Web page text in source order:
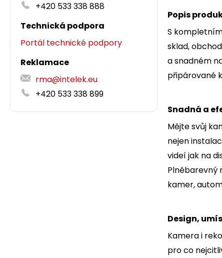
+420 533 338 888
Technická podpora
Portál technické podpory
Reklamace
rma@intelek.eu
+420 533 338 899
Popis
S
sklad,
a snadném
připárované
Snadná a
Mějte svůj
nejen
videí jak na
Plněbarevný
kamer,
Design,
Kamera i
pro co